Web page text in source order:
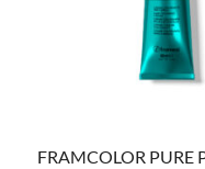
FRAMCOLOR PURE